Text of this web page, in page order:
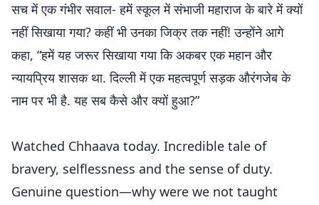
सच में एक गंभीर सवाल- हमें स्कूल में संभाजी महाराज के बारे में क्यों
नहीं सिखाया गया? कहीं भी उनका जिक्र तक नहीं! उन्होंने आगे
कहा, “हमें यह जरूर सिखाया गया कि अकबर एक महान और
न्यायप्रिय शासक था. दिल्ली में एक महत्वपूर्ण सड़क औरंगजेब के
नाम पर भी है. यह सब कैसे और क्यों हुआ?”
Watched Chhaava today. Incredible tale of
bravery, selflessness and the sense of duty.
Genuine question—why were we not taught